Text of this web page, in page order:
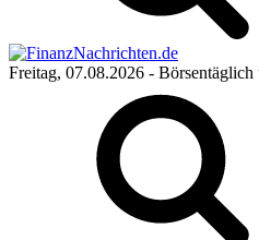
Freitag, 07.08.2026 - Börsentäglich